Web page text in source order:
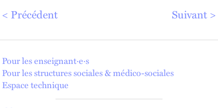
Précédent Suivant
Pour les enseignant·e·s
Pour les structures sociales & médico-sociales
Espace technique